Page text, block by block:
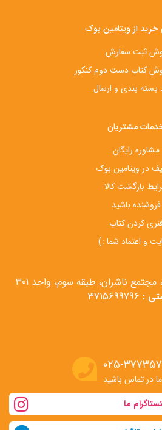
خرید از ویتامین بوک
ثبت سفارش
کتاب دست‌ دوم کنکور
بسته بندی و ارسال
مشتریان
مشاوره رایگان
در ویتامین بوک
بازگشت کالا
فروشنده باشید
کردن کتاب
و اعتماد شما :)
مجتمع ناشران، طبقه سوم، واحد 301
:
۳۷۷۳۵۷۵۷
ما در تماس باشید
ما